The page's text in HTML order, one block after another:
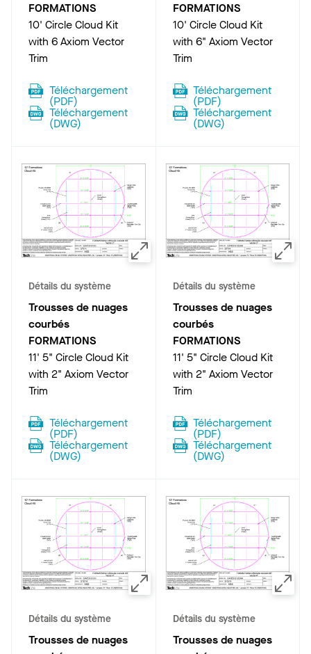
FORMATIONS
10' Circle Cloud Kit
with 6 Axiom Vector
Trim
Téléchargement
(PDF)
Téléchargement
(DWG)
FORMATIONS
10' Circle Cloud Kit
with 6" Axiom Vector
Trim
Téléchargement
(PDF)
Téléchargement
(DWG)
Détails du système
Trousses de nuages
courbés
FORMATIONS
11' 5" Circle Cloud Kit
with 2" Axiom Vector
Trim
Téléchargement
(PDF)
Téléchargement
(DWG)
Détails du système
Trousses de nuages
courbés
FORMATIONS
11' 5" Circle Cloud Kit
with 2" Axiom Vector
Trim
Téléchargement
(PDF)
Téléchargement
(DWG)
Détails du système
Trousses de nuages
Détails du système
Trousses de nuages